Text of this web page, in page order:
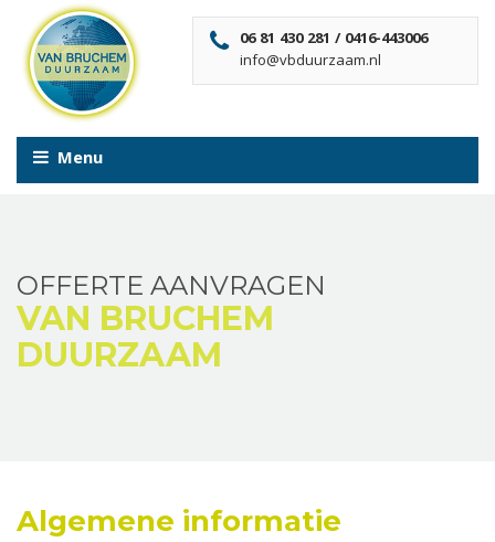
06 81 430 281 / 0416-443006
info@vbduurzaam.nl
Menu
OFFERTE AANVRAGEN
VAN BRUCHEM
DUURZAAM
Algemene informatie